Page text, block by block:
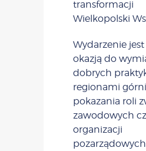
transformacji
Wielkopolski
Wydarzenie
okazją do
dobrych
regionami
pokazania roli
zawodowych
organizacji
pozarządowych